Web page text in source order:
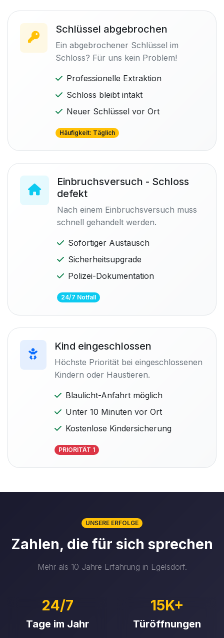
Schlüssel abgebrochen
Ein abgebrochener Schlüssel im
Schloss? Für uns kein Problem!
Professionelle Extraktion
Schloss bleibt intakt
Neuer Schlüssel vor Ort
Häufigkeit: Täglich
Einbruchsversuch - Schloss
defekt
Nach einem Einbruchsversuch muss
schnell gehandelt werden.
Sofortiger Austausch
Sicherheitsupgrade
Polizei-Dokumentation
24/7 Notfall
Kind eingeschlossen
Höchste Priorität bei eingeschlossenen
Kindern oder Haustieren.
Blaulicht-Anfahrt möglich
Unter 10 Minuten vor Ort
Kostenlose Kindersicherung
PRIORITÄT 1
UNSERE ERFOLGE
Zahlen, die für sich sprechen
Mehr als 10 Jahre Erfahrung in Egelsdorf.
24/7
Tage im Jahr
15K+
Türöffnungen